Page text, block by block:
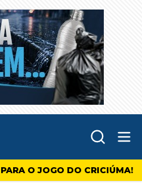
O JOGO DO CRICIÚMA!